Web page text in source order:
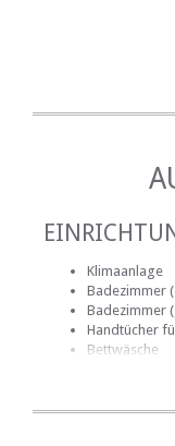
Klimaanlage
Badezimmer
Badezimmer
Handtücher
Bettwäsche
Rauchen: